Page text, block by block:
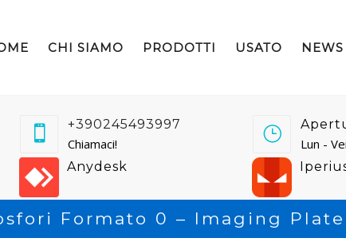
CHI SIAMO PRODOTTI USATO NEWS
+390245493997
Chiamaci! Lun -
Anydesk
Formato 0 – Imaging